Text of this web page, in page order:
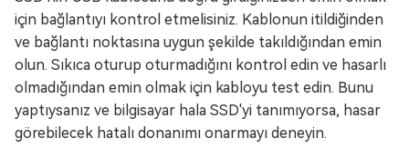
için bağlantıyı kontrol etmelisiniz. Kablonun itildiğinden
ve bağlantı noktasına uygun şekilde takıldığından emin
olun. Sıkıca oturup oturmadığını kontrol edin ve hasarlı
olmadığından emin olmak için kabloyu test edin. Bunu
yaptıysanız ve bilgisayar hala SSD'yi tanımıyorsa, hasar
görebilecek hatalı donanımı onarmayı deneyin.